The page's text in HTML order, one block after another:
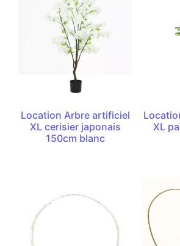
Location Arbre artificiel
XL cerisier japonais
150cm blanc
XL